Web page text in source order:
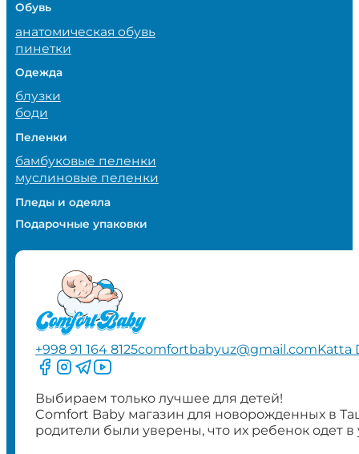
Обувь
анатомическая обувь
пинетки
Одежда
блузки
боди
Пеленки
бамбуковые пеленки
муслиновые пеленки
Пледы и одеяла
Подарочные упаковки
+998 91 164 8125comfortbabyuz@gmail.comKatta
Следите за нами на Facebook
Следите за нами в Instagram
Следите за нами в Telegram
Следите за нами в YouTube
Выбираем только лучшее для детей!
Comfort Baby магазин для новорожденных в
родители были уверены, что их ребенок одет